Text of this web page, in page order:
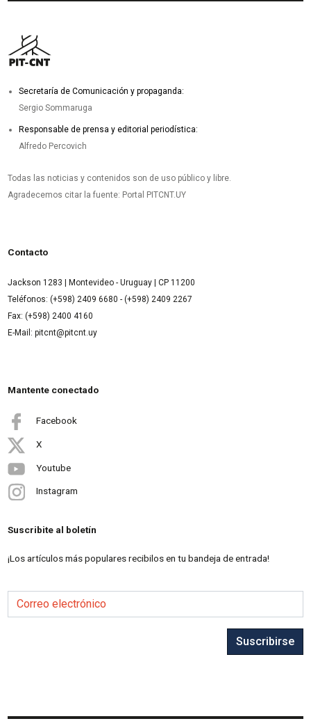
Secretaría de Comunicación y propaganda:
Sergio Sommaruga
Responsable de prensa y editorial periodística:
Alfredo Percovich
Todas las noticias y contenidos son de uso público y libre.
Agradecemos citar la fuente: Portal PITCNT.UY
Contacto
Jackson 1283 | Montevideo - Uruguay | CP 11200
Teléfonos: (+598) 2409 6680 - (+598) 2409 2267
Fax: (+598) 2400 4160
E-Mail: pitcnt@pitcnt.uy
Mantente conectado
Facebook
X
Youtube
Instagram
Suscribite al boletín
¡Los artículos más populares recibilos en tu bandeja de entrada!
Correo electrónico
Suscribirse